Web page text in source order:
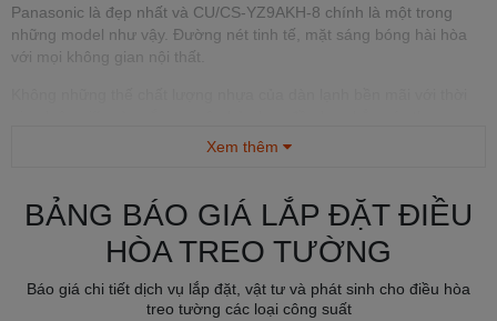
Panasonic là đẹp nhất và CU/CS-YZ9AKH-8 chính là một trong
những model như vậy. Đường nét tinh tế, mặt sáng bóng hài hòa
với mọi không gian nội thất.
hiệu điều hòa giá rẻ khác, thường ít người tiêu dùng để ý đến chi
Xem thêm
BẢNG BÁO GIÁ LẮP ĐẶT ĐIỀU
HÒA TREO TƯỜNG
Báo giá chi tiết dịch vụ lắp đặt, vật tư và phát sinh cho điều hòa
treo tường các loại công suất